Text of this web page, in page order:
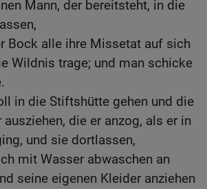
Mann, der bereitsteht, in die
Bock alle ihre Missetat auf sich
Wildnis trage; und man schicke
in die Stiftshütte gehen und die
die er anzog, als er in
und sie dortlassen,
mit Wasser abwaschen an
seine eigenen Kleider anziehen